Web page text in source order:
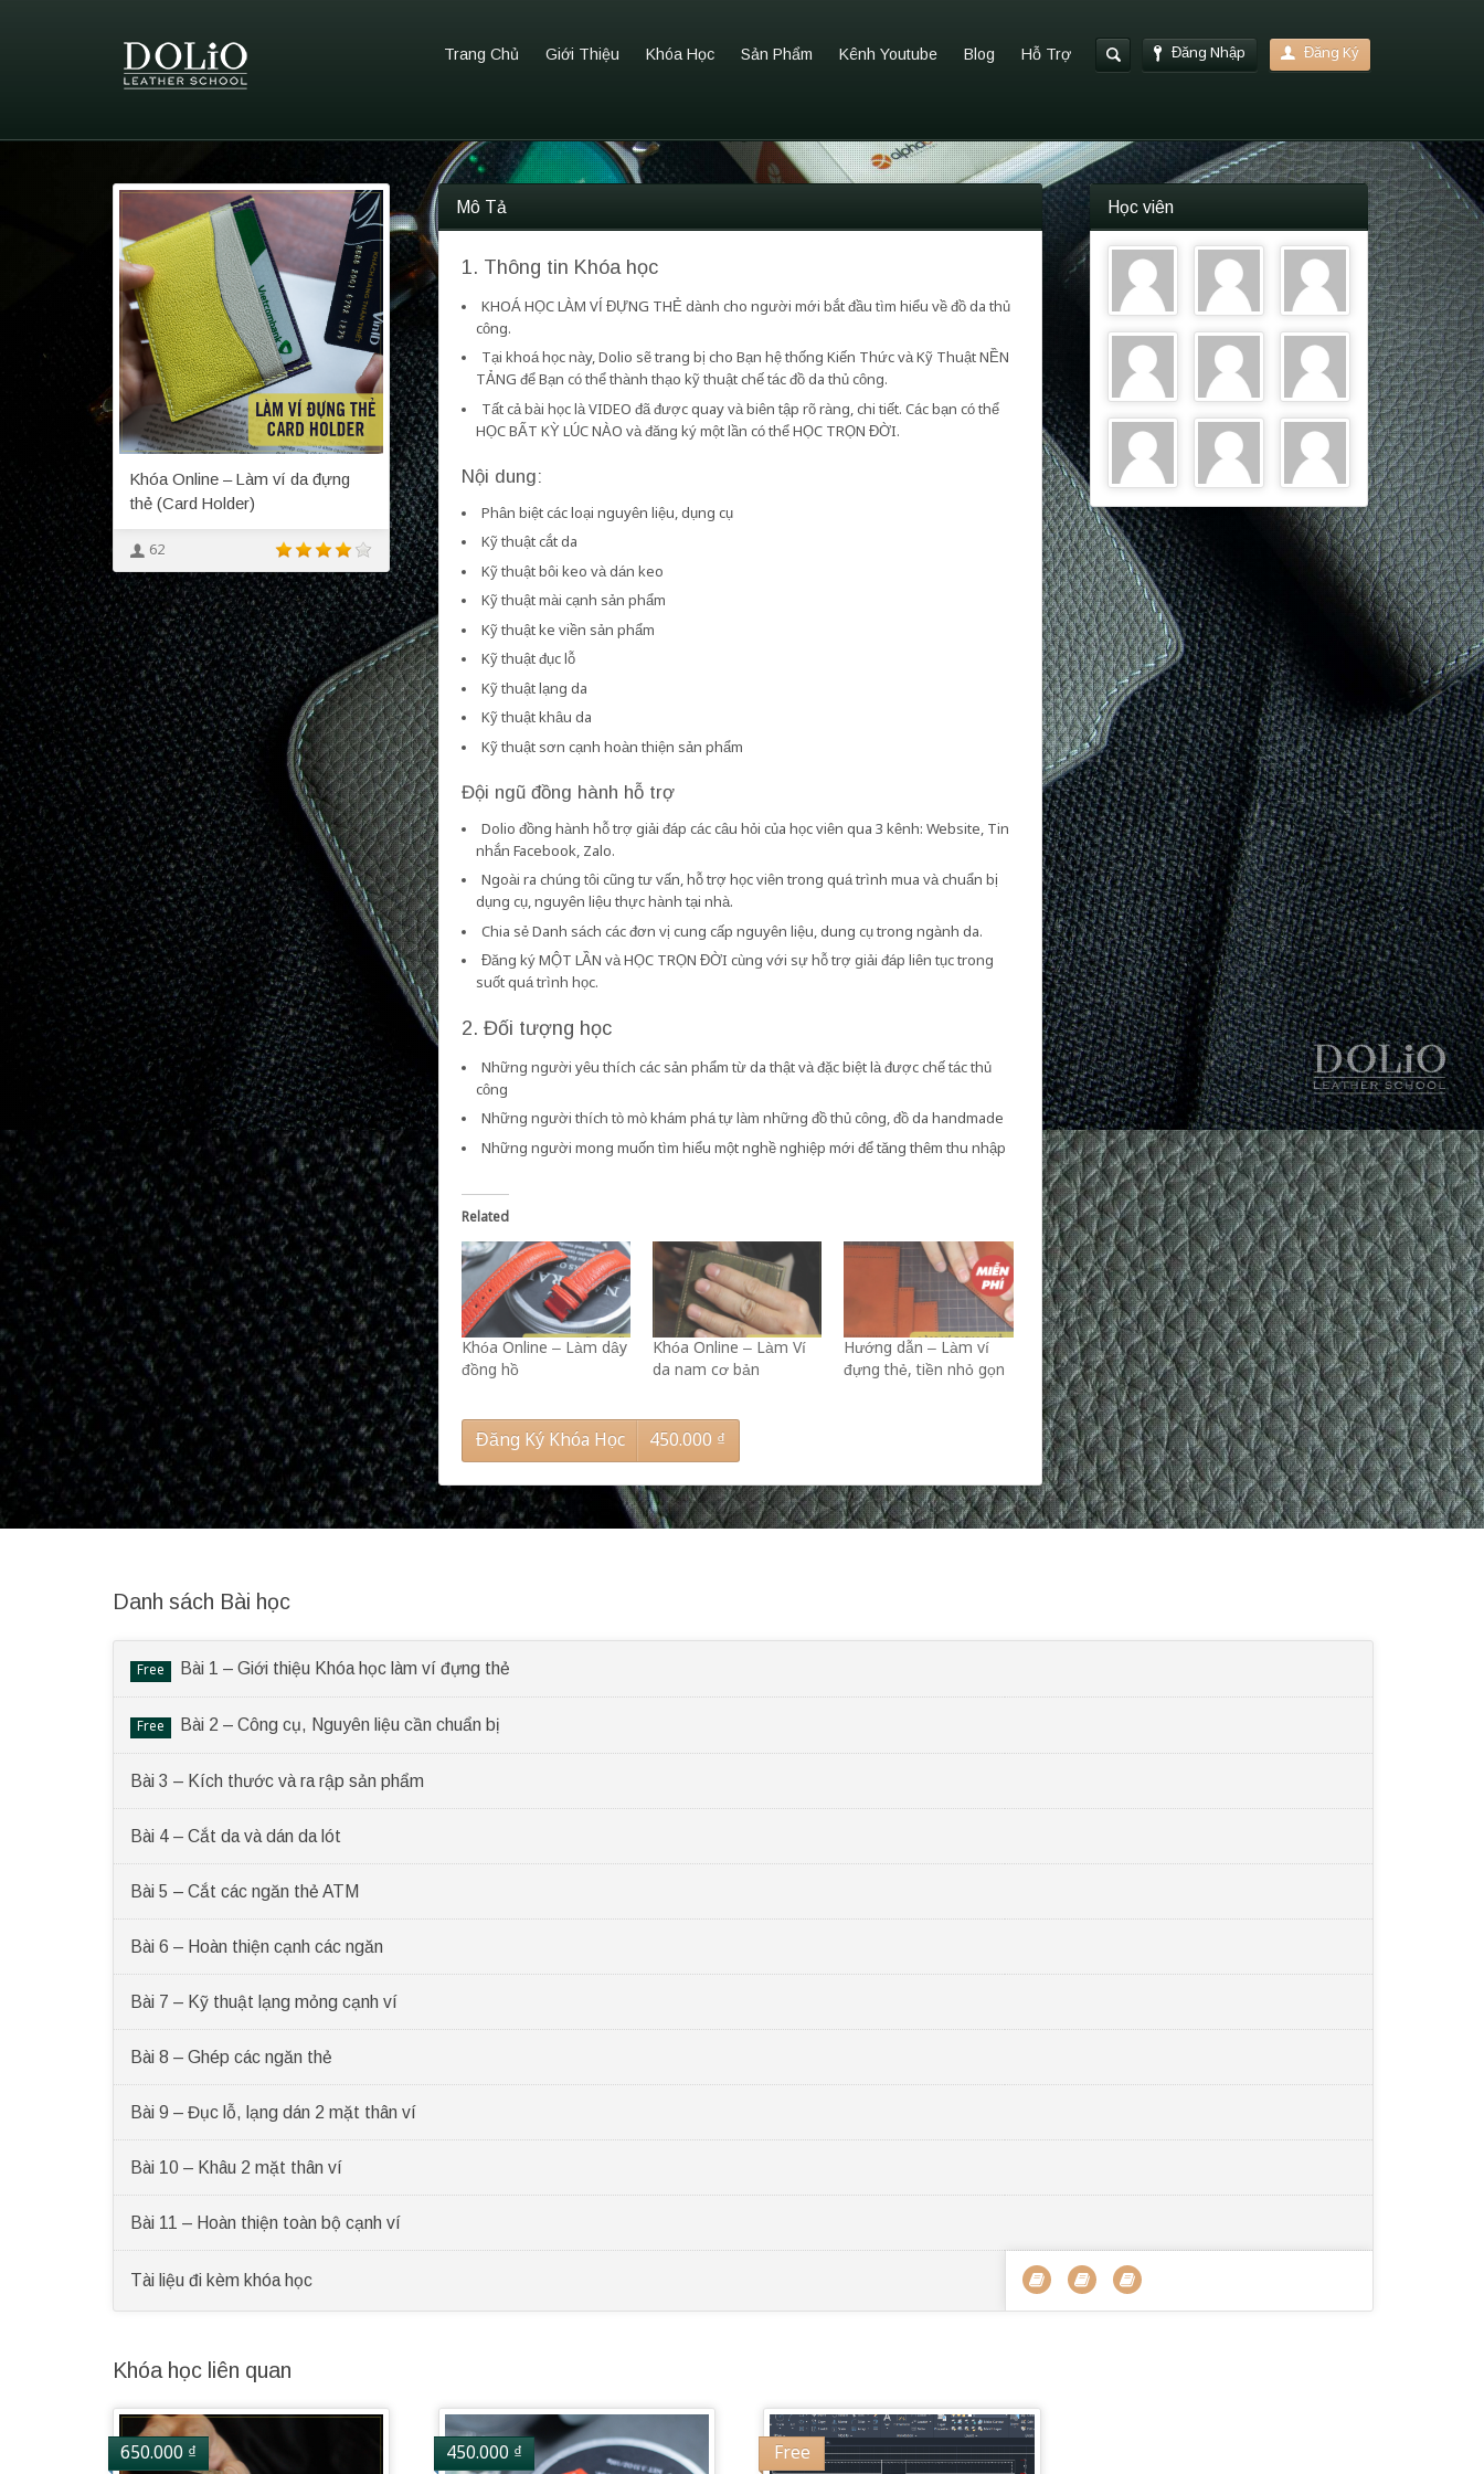
Đăng Nhập Đăng Ký
Trang Chủ Giới Thiệu Khóa Học Sản Phẩm Kênh Youtube Blog Hỗ Trợ
Khóa Online – Làm ví da đựng
thẻ (Card Holder)
62
Mô Tả
1. Thông tin Khóa học
KHOÁ HỌC LÀM VÍ ĐỰNG THẺ dành cho người mới bắt đầu tìm hiểu về đồ da thủ
công.
Tại khoá học này, Dolio sẽ trang bị cho Bạn hệ thống Kiến Thức và Kỹ Thuật NỀN
TẢNG để Bạn có thể thành thạo kỹ thuật chế tác đồ da thủ công.
Tất cả bài học là VIDEO đã được quay và biên tập rõ ràng, chi tiết. Các bạn có thể
HỌC BẤT KỲ LÚC NÀO và đăng ký một lần có thể HỌC TRỌN ĐỜI.
Nội dung:
Phân biệt các loại nguyên liệu, dụng cụ
Kỹ thuật cắt da
Kỹ thuật bôi keo và dán keo
Kỹ thuật mài cạnh sản phẩm
Kỹ thuật ke viền sản phẩm
Kỹ thuật đục lỗ
Kỹ thuật lạng da
Kỹ thuật khâu da
Kỹ thuật sơn cạnh hoàn thiện sản phẩm
Đội ngũ đồng hành hỗ trợ
Dolio đồng hành hỗ trợ giải đáp các câu hỏi của học viên qua 3 kênh: Website, Tin
nhắn Facebook, Zalo.
Ngoài ra chúng tôi cũng tư vấn, hỗ trợ học viên trong quá trình mua và chuẩn bị
dụng cụ, nguyên liệu thực hành tại nhà.
Chia sẻ Danh sách các đơn vị cung cấp nguyên liệu, dung cụ trong ngành da.
Đăng ký MỘT LẦN và HỌC TRỌN ĐỜI cùng với sự hỗ trợ giải đáp liên tục trong
suốt quá trình học.
2. Đối tượng học
Những người yêu thích các sản phẩm từ da thật và đặc biệt là được chế tác thủ
công
Những người thích tò mò khám phá tự làm những đồ thủ công, đồ da handmade
Những người mong muốn tìm hiểu một nghề nghiệp mới để tăng thêm thu nhập
Related
Khóa Online – Làm dây
đồng hồ
Khóa Online – Làm Ví
da nam cơ bản
Hướng dẫn – Làm ví
đựng thẻ, tiền nhỏ gọn
Đăng Ký Khóa Học 450.000 ₫
Học viên
Danh sách Bài học
Free Bài 1 – Giới thiệu Khóa học làm ví đựng thẻ
Free Bài 2 – Công cụ, Nguyên liệu cần chuẩn bị
Bài 3 – Kích thước và ra rập sản phẩm
Bài 4 – Cắt da và dán da lót
Bài 5 – Cắt các ngăn thẻ ATM
Bài 6 – Hoàn thiện cạnh các ngăn
Bài 7 – Kỹ thuật lạng mỏng cạnh ví
Bài 8 – Ghép các ngăn thẻ
Bài 9 – Đục lỗ, lạng dán 2 mặt thân ví
Bài 10 – Khâu 2 mặt thân ví
Bài 11 – Hoàn thiện toàn bộ cạnh ví
Tài liệu đi kèm khóa học
Khóa học liên quan
650.000 ₫ 450.000 ₫ Free